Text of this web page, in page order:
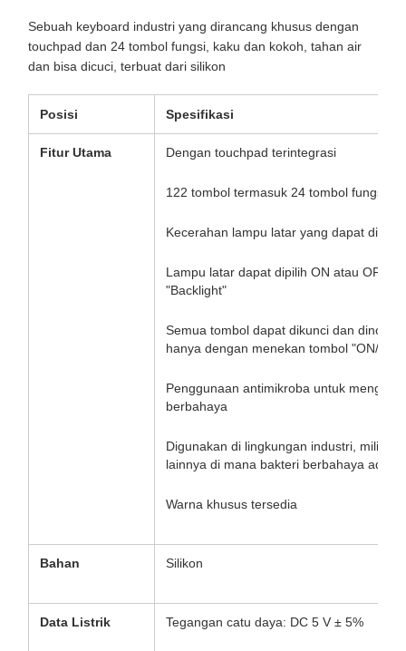
Sebuah keyboard industri yang dirancang khusus dengan
touchpad dan 24 tombol fungsi, kaku dan kokoh, tahan air
dan bisa dicuci, terbuat dari silikon
Posisi Spesifikasi
Fitur Utama Dengan touchpad terintegrasi
122 tombol termasuk 24 tombol fungsi
Kecerahan lampu latar yang dapat
Lampu latar dapat dipilih ON atau OFF
"Backlight"
Semua tombol dapat dikunci dan
hanya dengan menekan tombol "ON/
Penggunaan antimikroba untuk
berbahaya
Digunakan di lingkungan industri, militer
lainnya di mana bakteri berbahaya ada
Warna khusus tersedia
Bahan Silikon
Data Listrik Tegangan catu daya: DC 5 V ± 5%